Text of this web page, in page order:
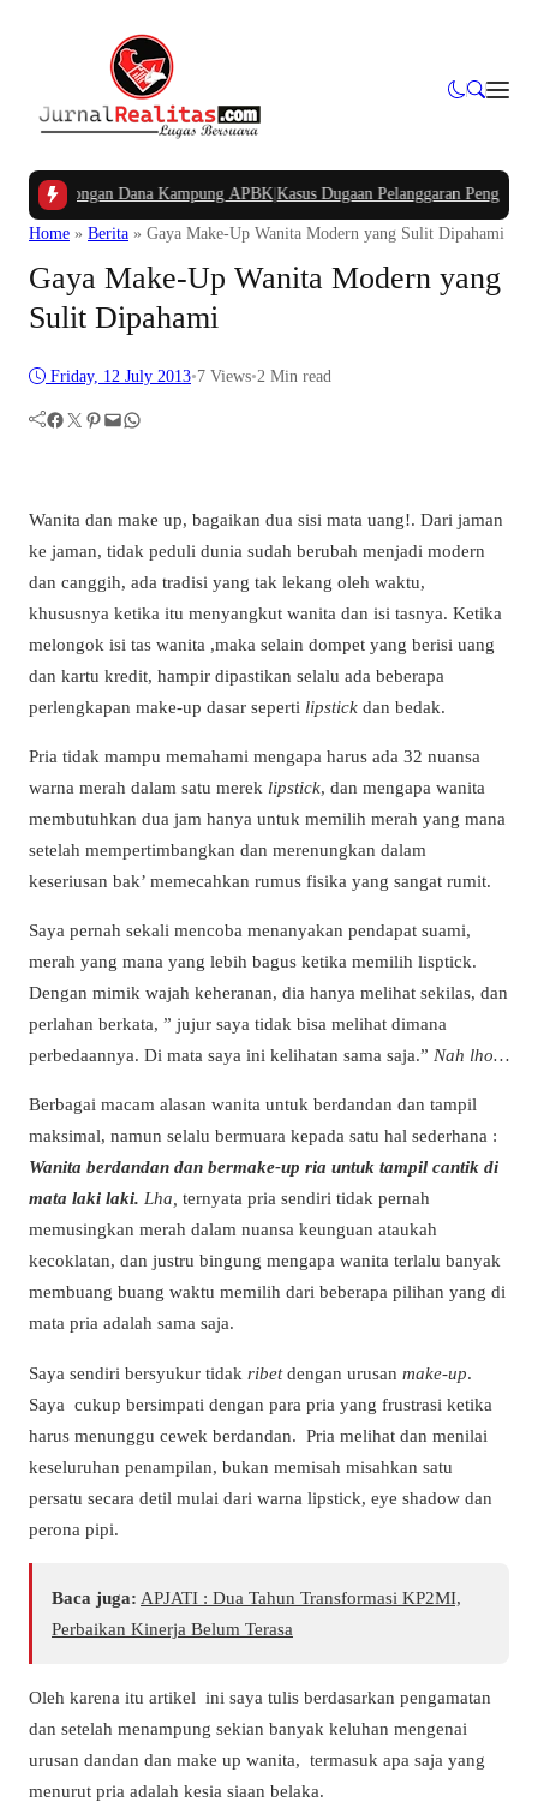
Potongan Dana Kampung APBK|Kasus Dugaan Pelanggaran Penggunaan
Home » Berita » Gaya Make-Up Wanita Modern yang Sulit Dipahami
Gaya Make-Up Wanita Modern yang
Sulit Dipahami
Friday, 12 July 2013•7 Views•2 Min read
Facebook Twitter Pinterest Mail WhatsApp
Wanita dan make up, bagaikan dua sisi mata uang!. Dari jaman
ke jaman, tidak peduli dunia sudah berubah menjadi modern
dan canggih, ada tradisi yang tak lekang oleh waktu,
khususnya ketika itu menyangkut wanita dan isi tasnya. Ketika
melongok isi tas wanita ,maka selain dompet yang berisi uang
dan kartu kredit, hampir dipastikan selalu ada beberapa
perlengkapan make-up dasar seperti lipstick dan bedak.
Pria tidak mampu memahami mengapa harus ada 32 nuansa
warna merah dalam satu merek lipstick, dan mengapa wanita
membutuhkan dua jam hanya untuk memilih merah yang mana
setelah mempertimbangkan dan merenungkan dalam
keseriusan bak’ memecahkan rumus fisika yang sangat rumit.
Saya pernah sekali mencoba menanyakan pendapat suami,
merah yang mana yang lebih bagus ketika memilih lisptick.
Dengan mimik wajah keheranan, dia hanya melihat sekilas, dan
perlahan berkata, ” jujur saya tidak bisa melihat dimana
perbedaannya. Di mata saya ini kelihatan sama saja.” Nah lho…
Berbagai macam alasan wanita untuk berdandan dan tampil
maksimal, namun selalu bermuara kepada satu hal sederhana :
Wanita berdandan dan bermake-up ria untuk tampil cantik di
mata laki laki. Lha, ternyata pria sendiri tidak pernah
memusingkan merah dalam nuansa keunguan ataukah
kecoklatan, dan justru bingung mengapa wanita terlalu banyak
membuang buang waktu memilih dari beberapa pilihan yang di
mata pria adalah sama saja.
Saya sendiri bersyukur tidak ribetdengan urusan make-up.
Saya cukup bersimpati dengan para pria yang frustrasi ketika
harus menunggu cewek berdandan. Pria melihat dan menilai
keseluruhan penampilan, bukan memisah misahkan satu
persatu secara detil mulai dari warna lipstick, eye shadow dan
perona pipi.
Baca juga: APJATI : Dua Tahun Transformasi KP2MI,
Perbaikan Kinerja Belum Terasa
Oleh karena itu artikel ini saya tulis berdasarkan pengamatan
dan setelah menampung sekian banyak keluhan mengenai
urusan dandan dan make up wanita, termasuk apa saja yang
menurut pria adalah kesia siaan belaka.